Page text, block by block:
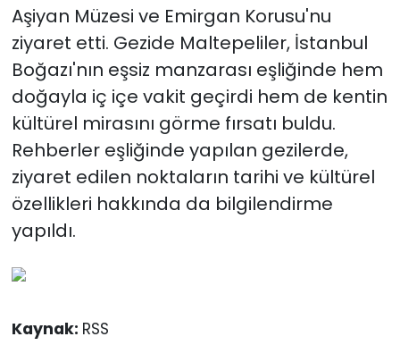
Aşiyan Müzesi ve Emirgan Korusu'nu
ziyaret etti. Gezide Maltepeliler, İstanbul
Boğazı'nın eşsiz manzarası eşliğinde hem
doğayla iç içe vakit geçirdi hem de kentin
kültürel mirasını görme fırsatı buldu.
Rehberler eşliğinde yapılan gezilerde,
ziyaret edilen noktaların tarihi ve kültürel
özellikleri hakkında da bilgilendirme
yapıldı.
Kaynak: RSS